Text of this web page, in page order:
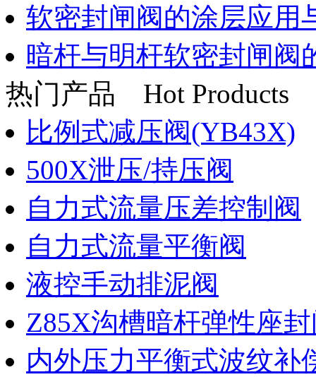
软密封闸阀的涂层应用
暗杆与明杆软密封闸阀
热门产品
Hot Products
比例式减压阀(YB43X)
500X泄压/持压阀
自力式流量压差控制阀
自力式流量平衡阀
液控手动排泥阀
Z85X沟槽暗杆弹性座
内外压力平衡式波纹补